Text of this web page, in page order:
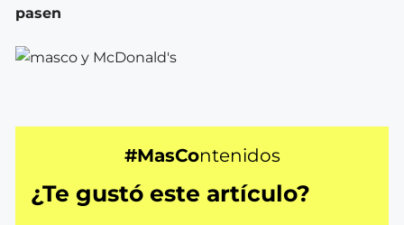
pasen
#MasContenidos
¿Te gustó este artículo?